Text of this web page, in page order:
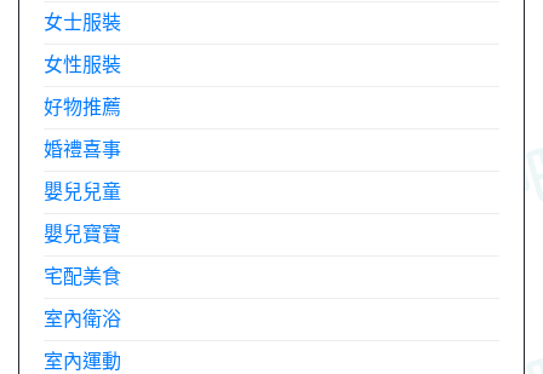
女士服裝
女性服裝
好物推薦
婚禮喜事
嬰兒兒童
嬰兒寶寶
宅配美食
室內衛浴
室內運動